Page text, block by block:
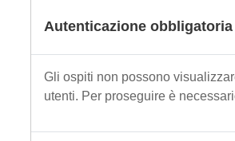
Autenticazione obbligatoria
Gli ospiti non possono
utenti. Per proseguire è